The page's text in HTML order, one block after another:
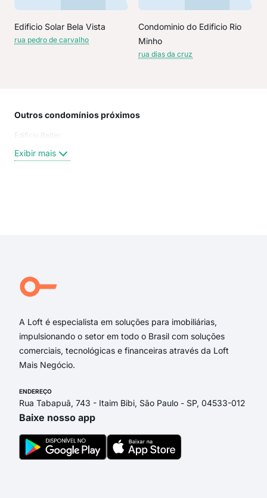
Edificio Solar Bela Vista
rua pedro de carvalho
Condominio do Edificio Rio
Minho
rua dias da cruz
Outros condomínios próximos
Edificio Balter
Exibir mais
A Loft é especialista em soluções para imobiliárias,
impulsionando o setor em todo o Brasil com soluções
comerciais, tecnológicas e financeiras através da Loft
Mais Negócio.
ENDEREÇO
Rua Tabapuã, 743 - Itaim Bibi, São Paulo - SP, 04533-012
Baixe nosso app